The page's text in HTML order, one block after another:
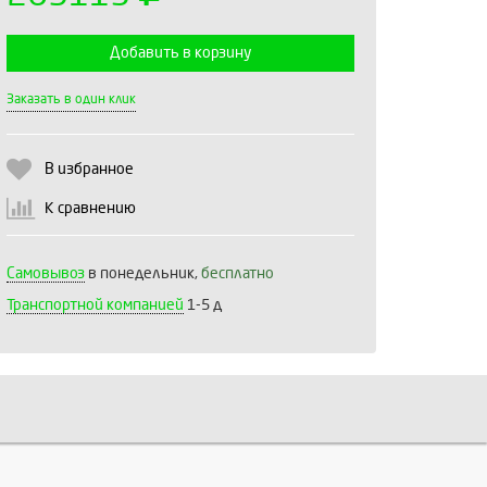
Добавить в корзину
Заказать в один клик
В избранное
К сравнению
Самовывоз в понедельник, бесплатно
Транспортной компанией 1-5 д